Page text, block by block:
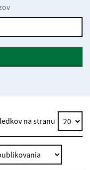
na stranu